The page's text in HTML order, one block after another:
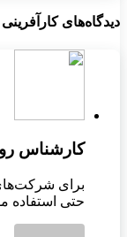
دیدگاه‌های کارآفرینی
کارشناس
برای
حتی استفاده